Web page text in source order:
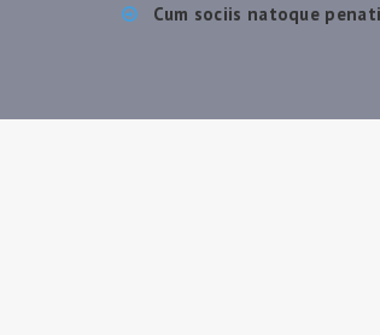
Cum sociis natoque